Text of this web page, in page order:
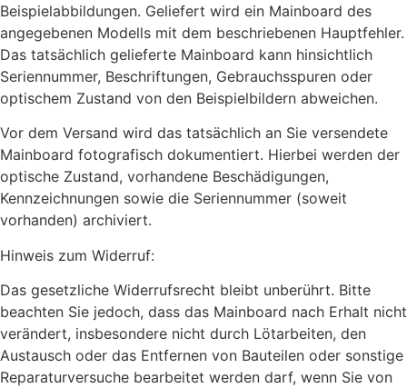
Beispielabbildungen. Geliefert wird ein Mainboard des
angegebenen Modells mit dem beschriebenen Hauptfehler.
Das tatsächlich gelieferte Mainboard kann hinsichtlich
Seriennummer, Beschriftungen, Gebrauchsspuren oder
optischem Zustand von den Beispielbildern abweichen.
Vor dem Versand wird das tatsächlich an Sie versendete
Mainboard fotografisch dokumentiert. Hierbei werden der
optische Zustand, vorhandene Beschädigungen,
Kennzeichnungen sowie die Seriennummer (soweit
vorhanden) archiviert.
Hinweis zum Widerruf:
Das gesetzliche Widerrufsrecht bleibt unberührt. Bitte
beachten Sie jedoch, dass das Mainboard nach Erhalt nicht
verändert, insbesondere nicht durch Lötarbeiten, den
Austausch oder das Entfernen von Bauteilen oder sonstige
Reparaturversuche bearbeitet werden darf, wenn Sie von